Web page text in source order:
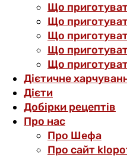
Що
Що
Що
Що
Що
Дієтичне
Дієти
Добірки рецептів
Про нас
Про Шефа
Про сайт